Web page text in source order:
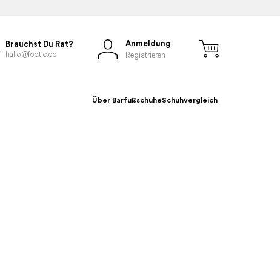
Brauchst Du Rat?
hallo@footic.de
Anmeldung
Registrieren
Über BarfußschuheSchuhvergleich